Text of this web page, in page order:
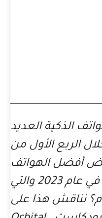
الذكية العديد
الربع الأول من
هي بعض أفضل الهواتف
التي تم إطلاقها في عام 2023 والتي
نناقش هذا على